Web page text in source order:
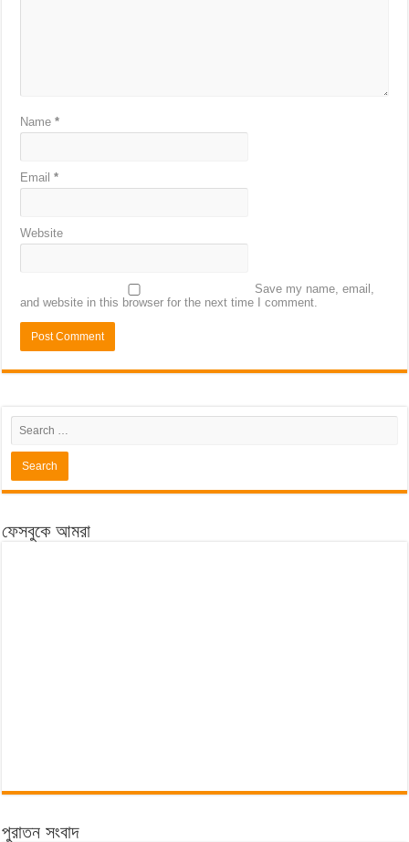
Name*
Email*
Website
Save my name, email,
and website in this browser for the next time I comment.
ফেসবুকে আমরা
পুরাতন সংবাদ